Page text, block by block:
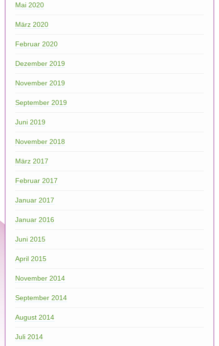
Mai 2020
März 2020
Februar 2020
Dezember 2019
November 2019
September 2019
Juni 2019
November 2018
März 2017
Februar 2017
Januar 2017
Januar 2016
Juni 2015
April 2015
November 2014
September 2014
August 2014
Juli 2014